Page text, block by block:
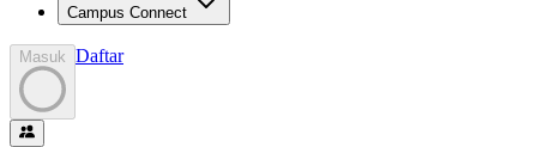
Campus Connect
Masuk Daftar